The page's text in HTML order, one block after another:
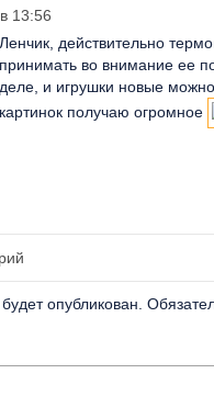
13:56
Ленчик, действительно
принимать во внимание ее
деле, и игрушки новые
картинок получаю огромное
опубликован.